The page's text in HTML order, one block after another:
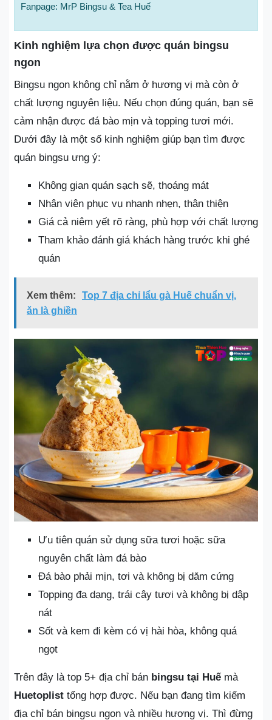
Fanpage: MrP Bingsu & Tea Huế
Kinh nghiệm lựa chọn được quán bingsu
ngon
Bingsu ngon không chỉ nằm ở hương vị mà còn ở
chất lượng nguyên liệu. Nếu chọn đúng quán, bạn sẽ
cảm nhận được đá bào mịn và topping tươi mới.
Dưới đây là một số kinh nghiệm giúp bạn tìm được
quán bingsu ưng ý:
Không gian quán sạch sẽ, thoáng mát
Nhân viên phục vụ nhanh nhẹn, thân thiện
Giá cả niêm yết rõ ràng, phù hợp với chất lượng
Tham khảo đánh giá khách hàng trước khi ghé
quán
Xem thêm:
Top 7 địa chỉ lẩu gà Huế chuẩn vị,
ăn là ghiền
Ưu tiên quán sử dụng sữa tươi hoặc sữa
nguyên chất làm đá bào
Đá bào phải mịn, tơi và không bị dăm cứng
Topping đa dạng, trái cây tươi và không bị dập
nát
Sốt và kem đi kèm có vị hài hòa, không quá
ngọt
Trên đây là top 5+ địa chỉ bán bingsu tại Huếmà
Huetoplist tổng hợp được. Nếu bạn đang tìm kiếm
địa chỉ bán bingsu ngon và nhiều hương vị. Thì đừng